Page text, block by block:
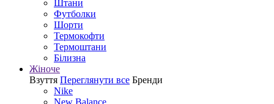
Штани
Футболки
Шорти
Термокофти
Термоштани
Білизна
Жіноче
Взуття Переглянути все Бренди
Nike
New Balance